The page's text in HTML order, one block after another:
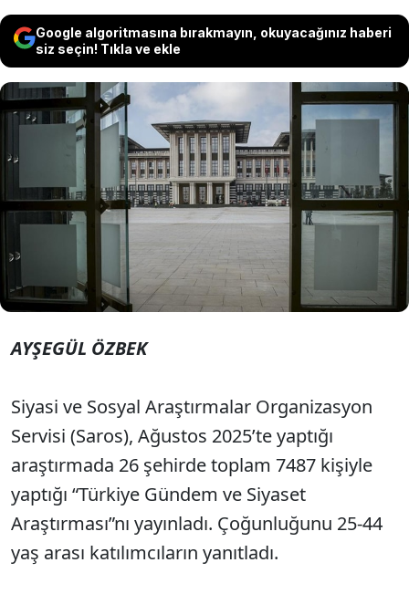
Google algoritmasına bırakmayın, okuyacağınız haberi
siz seçin! Tıkla ve ekle
Saros Araştırma'nın Ağustos araştırmasında
Cumhurbaşkanı ve AKP Genel Başkanı Recep
Tayyip Erdoğan karşısında; CHP'nin
Cumhurbaşkanı adayı ve tutuklu İBB Başkanı
Ekrem İmamoğlu ve ABB Başkanı Mansur
Yavaş'ın farklı şekilde önde olduğu görülüyor.
AYŞEGÜL ÖZBEK
Siyasi ve Sosyal Araştırmalar Organizasyon
Servisi (Saros), Ağustos 2025’te yaptığı
araştırmada 26 şehirde toplam 7487 kişiyle
yaptığı “Türkiye Gündem ve Siyaset
Araştırması”nı yayınladı. Çoğunluğunu 25-44
yaş arası katılımcıların yanıtladı.